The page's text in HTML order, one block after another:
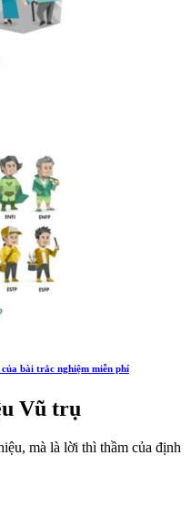
bài trắc nghiệm miễn phí
Vũ trụ
mà là lời thì thầm của định